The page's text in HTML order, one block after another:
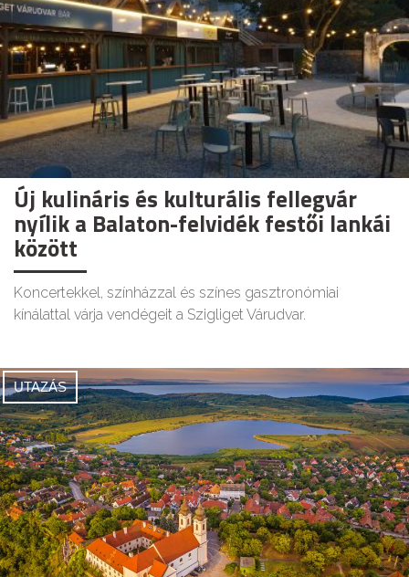
Új kulináris és kulturális fellegvár
nyílik a Balaton-felvidék festői lankái
között
Koncertekkel, színházzal és színes gasztronómiai
kínálattal várja vendégeit a Szigliget Várudvar.
UTAZÁS